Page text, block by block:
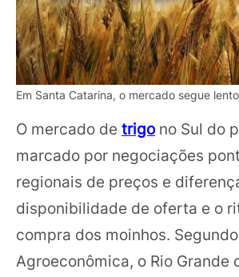
Em Santa Catarina, o mercado segue
O mercado de trigono Sul do
marcado por negociações
regionais de preços e
disponibilidade de oferta e o
compra dos moinhos.
Agroeconômica, o Rio Grande